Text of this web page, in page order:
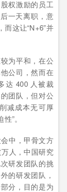
权激励的员工
一天离职，意
这让“N+6”并
为平和，在公
公司，然而在
达 400 人被裁
团队，但对公
减成本无可厚
”。
中，甲骨文方
人，中国研究
研发团队的挑
的研发团队，
分，目的是为